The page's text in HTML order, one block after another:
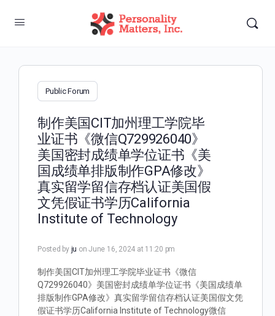
Public Forum
制作美国CIT加州理工学院毕
业证书《微信Q729926040》
美国密封成绩单学位证书《美
国成绩单排版制作GPA修改》
真实留学留信存档认证美国假
文凭假证书学历California
Institute of Technology
Posted by ju on June 16, 2024 at 11:20 pm
制作美国CIT加州理工学院毕业证书《微信
Q729926040》美国密封成绩单学位证书《美国成绩单
排版制作GPA修改》真实留学留信存档认证美国假文凭
假证书学历California Institute of Technology微信